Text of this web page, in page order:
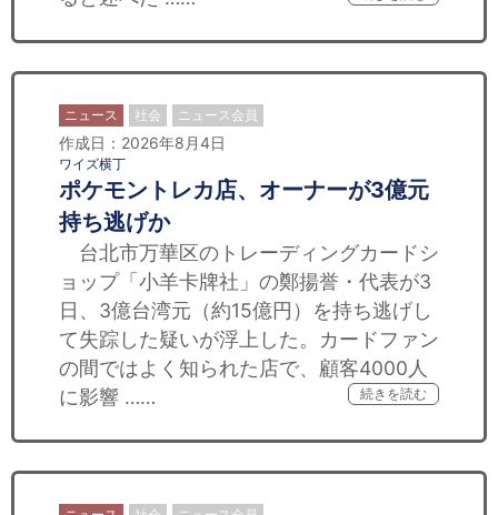
ニュース 社会 ニュース会員
作成日：2026年8月4日
ワイズ横丁
ポケモントレカ店、オーナーが3億元
持ち逃げか
台北市万華区のトレーディングカードシ
ョップ「小羊卡牌社」の鄭揚誉・代表が3
日、3億台湾元（約15億円）を持ち逃げし
て失踪した疑いが浮上した。カードファン
の間ではよく知られた店で、顧客4000人
に影響 ……
続きを読む